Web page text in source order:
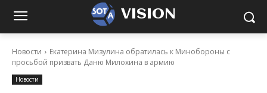
VISION
Новости
Екатерина Мизулина обратилась к Минобороны с
просьбой призвать Даню Милохина в армию
Новости